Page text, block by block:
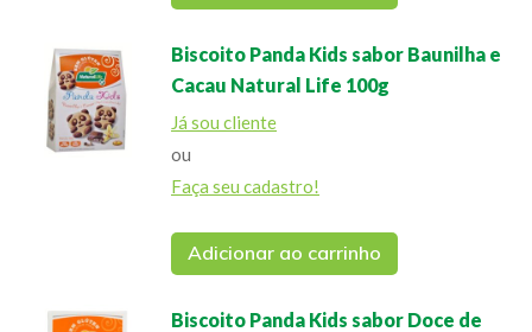
Biscoito Panda Kids sabor Baunilha e
Cacau Natural Life 100g
Já sou cliente
ou
Faça seu cadastro!
Adicionar ao carrinho
Biscoito Panda Kids sabor Doce de